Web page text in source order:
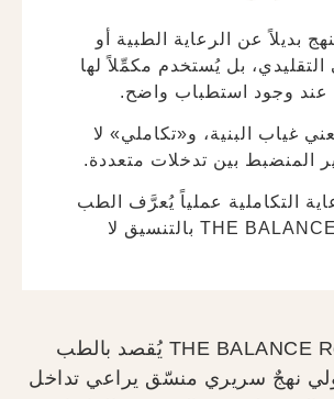
بديلاً عن الرعاية الطبية أو
بل يُستخدم مكمِّلاً لها
عند وجود استطباب واضح.
غياب البنية، و«تكاملي» لا
المنضبط بين تدخلات متعددة.
التكاملية عملياً يُعرَّف الطب
التكاملي في THE BALANCE بالتنسيق لا
في THE BALANCE Rehab Clinic يُقصد بالطب
نهجٌ سريري منسّق يراعي تداخل